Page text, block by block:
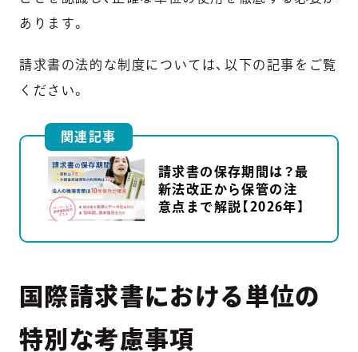
あります。
請求書の法的な制度については、以下の記事をご覧
ください。
関連記事
請求書の保存期間は？最
新法改正から保管の注
意点まで解説【2026年】
国際請求書における単位の
特別な考慮事項